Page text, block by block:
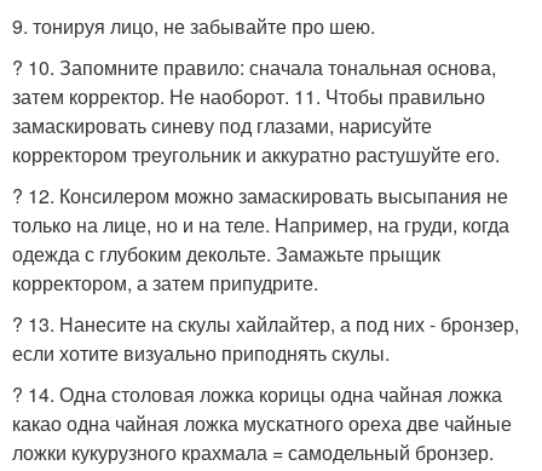
9. тонируя лицо, не забывайте про шею.
? 10. Запомните правило: сначала тональная основа,
затем корректор. Не наоборот. 11. Чтобы правильно
замаскировать синеву под глазами, нарисуйте
корректором треугольник и аккуратно растушуйте его.
? 12. Консилером можно замаскировать высыпания не
только на лице, но и на теле. Например, на груди, когда
одежда с глубоким декольте. Замажьте прыщик
корректором, а затем припудрите.
? 13. Нанесите на скулы хайлайтер, а под них - бронзер,
если хотите визуально приподнять скулы.
? 14. Одна столовая ложка корицы одна чайная ложка
какао одна чайная ложка мускатного ореха две чайные
ложки кукурузного крахмала = самодельный бронзер.